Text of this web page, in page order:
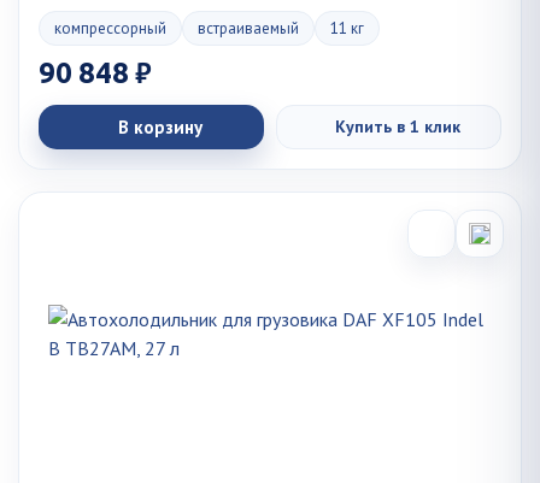
компрессорный встраиваемый 11 кг
90 848 ₽
В корзину Купить в 1 клик